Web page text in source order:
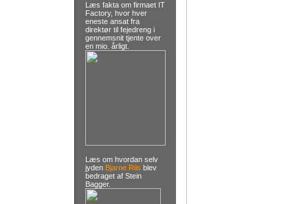
Læs fakta om firmaet IT
Factory, hvor hver
eneste ansat fra
direktør til fejedreng i
gennemsnit tjente over
en mio. årligt.
Læs om hvordan selv
jyden Bjarne Riis blev
bedraget af Stein
Bagger.